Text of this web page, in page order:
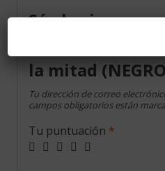
Sé el primero
la mitad
Tu dirección de correo
campos obligatorios están
Tu puntuación *